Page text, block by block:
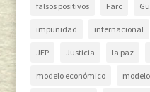
falsos positivos Farc
impunidad internacional
JEP Justicia la paz
modelo económico